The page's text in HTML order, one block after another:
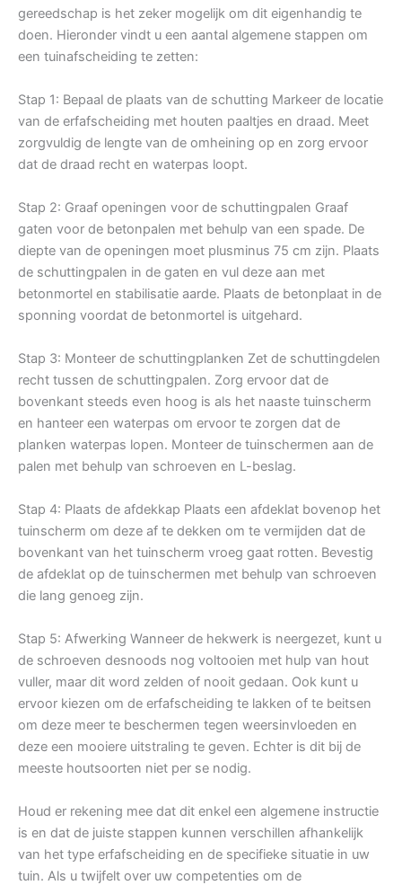
gereedschap is het zeker mogelijk om dit eigenhandig te
doen. Hieronder vindt u een aantal algemene stappen om
een tuinafscheiding te zetten:
Stap 1: Bepaal de plaats van de schutting Markeer de locatie
van de erfafscheiding met houten paaltjes en draad. Meet
zorgvuldig de lengte van de omheining op en zorg ervoor
dat de draad recht en waterpas loopt.
Stap 2: Graaf openingen voor de schuttingpalen Graaf
gaten voor de betonpalen met behulp van een spade. De
diepte van de openingen moet plusminus 75 cm zijn. Plaats
de schuttingpalen in de gaten en vul deze aan met
betonmortel en stabilisatie aarde. Plaats de betonplaat in de
sponning voordat de betonmortel is uitgehard.
Stap 3: Monteer de schuttingplanken Zet de schuttingdelen
recht tussen de schuttingpalen. Zorg ervoor dat de
bovenkant steeds even hoog is als het naaste tuinscherm
en hanteer een waterpas om ervoor te zorgen dat de
planken waterpas lopen. Monteer de tuinschermen aan de
palen met behulp van schroeven en L-beslag.
Stap 4: Plaats de afdekkap Plaats een afdeklat bovenop het
tuinscherm om deze af te dekken om te vermijden dat de
bovenkant van het tuinscherm vroeg gaat rotten. Bevestig
de afdeklat op de tuinschermen met behulp van schroeven
die lang genoeg zijn.
Stap 5: Afwerking Wanneer de hekwerk is neergezet, kunt u
de schroeven desnoods nog voltooien met hulp van hout
vuller, maar dit word zelden of nooit gedaan. Ook kunt u
ervoor kiezen om de erfafscheiding te lakken of te beitsen
om deze meer te beschermen tegen weersinvloeden en
deze een mooiere uitstraling te geven. Echter is dit bij de
meeste houtsoorten niet per se nodig.
Houd er rekening mee dat dit enkel een algemene instructie
is en dat de juiste stappen kunnen verschillen afhankelijk
van het type erfafscheiding en de specifieke situatie in uw
tuin. Als u twijfelt over uw competenties om de